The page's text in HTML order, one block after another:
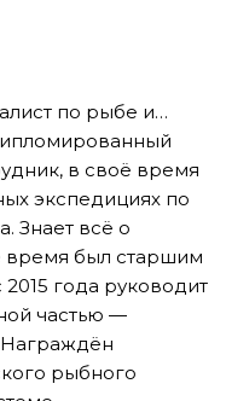
по рыбе и…
в своё время
экспедициях по
Знает всё о
был старшим
года руководит
частью —
Награждён
рыбного